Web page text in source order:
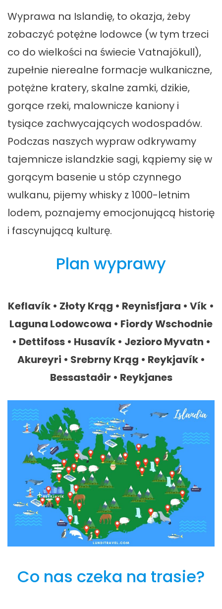
Wyprawa na Islandię, to okazja, żeby
zobaczyć potężne lodowce (w tym trzeci
co do wielkości na świecie Vatnajökull),
zupełnie nierealne formacje wulkaniczne,
potężne kratery, skalne zamki, dzikie,
gorące rzeki, malownicze kaniony i
tysiące zachwycających wodospadów.
Podczas naszych wypraw odkrywamy
tajemnicze islandzkie sagi, kąpiemy się w
gorącym basenie u stóp czynnego
wulkanu, pijemy whisky z 1000-letnim
lodem, poznajemy emocjonującą historię
i fascynującą kulturę.
Plan wyprawy
Keflavík • Złoty Krąg • Reynisfjara • Vík •
Laguna Lodowcowa • Fiordy Wschodnie
• Dettifoss • Husavík • Jezioro Myvatn •
Akureyri • Srebrny Krąg • Reykjavík •
Bessastaðir • Reykjanes
Co nas czeka na trasie?